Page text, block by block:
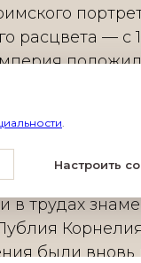
.
Настроить
расцвета — с 1
к человеку, к
в
в трудах
были вновь